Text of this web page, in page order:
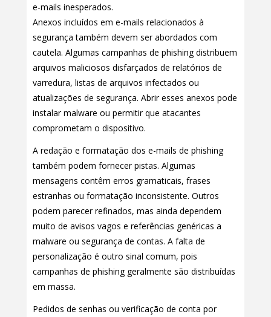
e-mails inesperados.
Anexos incluídos em e-mails relacionados à
segurança também devem ser abordados com
cautela. Algumas campanhas de phishing distribuem
arquivos maliciosos disfarçados de relatórios de
varredura, listas de arquivos infectados ou
atualizações de segurança. Abrir esses anexos pode
instalar malware ou permitir que atacantes
comprometam o dispositivo.
A redação e formatação dos e-mails de phishing
também podem fornecer pistas. Algumas
mensagens contêm erros gramaticais, frases
estranhas ou formatação inconsistente. Outros
podem parecer refinados, mas ainda dependem
muito de avisos vagos e referências genéricas a
malware ou segurança de contas. A falta de
personalização é outro sinal comum, pois
campanhas de phishing geralmente são distribuídas
em massa.
Pedidos de senhas ou verificação de conta por